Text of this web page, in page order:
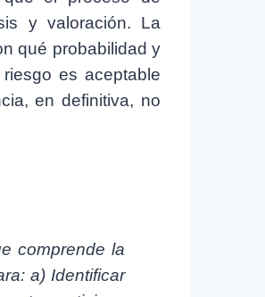
y valoración. La
qué probabilidad y
es aceptable
en definitiva, no
comprende la
a) Identificar